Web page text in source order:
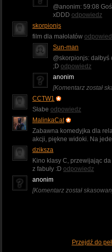
@anonim: 59:08
xDDD odpowiedz
skorpionjs
film dla małolatów
Sun-man
@skorpionjs:
;D odpowiedz
anonim
[Komentarz został
CCTW1
Słabe odpowiedz
MalinkaCat
Zabawna komedyjka dla
akcji, piękne widoki. Na
dziksza
Kino klasy C, przewijając
z fabuły :D odpowiedz
anonim
[Komentarz został
Przejdź do